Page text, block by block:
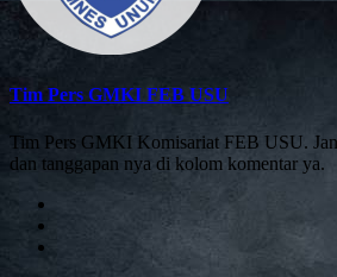
Tim Pers GMKI FEB USU
Tim Pers GMKI Komisariat FEB USU.
dan tanggapan nya di kolom komentar ya.